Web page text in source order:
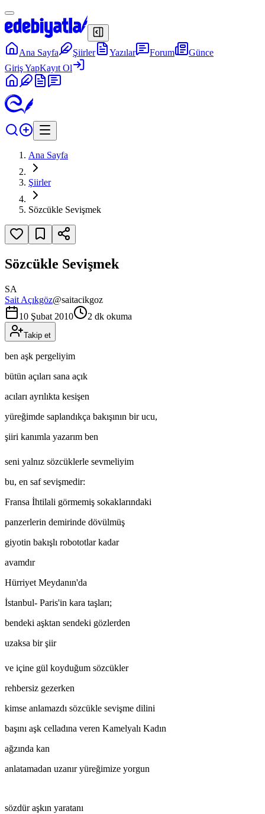
Ana Sayfa Şiirler Yazılar Forum
Günce
Giriş YapKayıt Ol
Ana Sayfa
Şiirler
Sözcükle Sevişmek
Sözcükle Sevişmek
SA
Sait Açıkgöz@saitacikgoz
10 Şubat 2010
2 dk okuma
Takip et
ben aşk pergeliyim
bütün açıları sana açık
acıları ayrılıkta kesişen
yüreğimde saplandıkça bakışının bir ucu,
şiiri kanımla yazarım ben
seni yalnız sözcüklerle sevmeliyim
bu, en saf sevişmedir:
Fransa İhtilali görmemiş sokaklarındaki
panzerlerin demirinde dövülmüş
giyotin bakışlı robototlar kadar
avamdır
Hürriyet Meydanın'da
İstanbul- Paris'in kara taşları;
bendeki aşktan sendeki gözlerden
uzaksa bir şiir
ve içine gül koyduğum sözcükler
rehbersiz gezerken
kimse anlamazdı sözcükle sevişme dilini
başını aşk celladına veren Kamelyalı Kadın
ağzında kan
anlatamadan uzanır yüreğimize yorgun
sözdür aşkın yaratanı